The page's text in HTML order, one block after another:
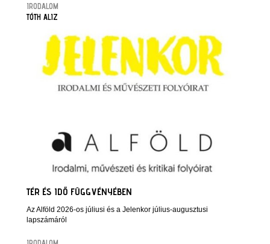
IRODALOM
TÓTH ALIZ
TÉR ÉS IDŐ FÜGGVÉNYÉBEN
Az Alföld 2026-os júliusi és a Jelenkor július-augusztusi
lapszámáról